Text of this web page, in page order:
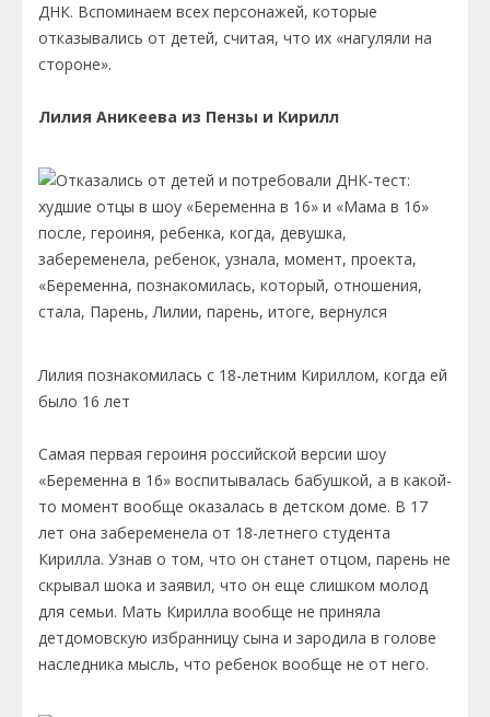
ДНК. Вспоминаем всех персонажей, которые
отказывались от детей, считая, что их «нагуляли на
стороне».
Лилия Аникеева из Пензы и Кирилл
Лилия познакомилась с 18-летним Кириллом, когда ей
было 16 лет
Самая первая героиня российской версии шоу
«Беременна в 16» воспитывалась бабушкой, а в какой-
то момент вообще оказалась в детском доме. В 17
лет она забеременела от 18-летнего студента
Кирилла. Узнав о том, что он станет отцом, парень не
скрывал шока и заявил, что он еще слишком молод
для семьи. Мать Кирилла вообще не приняла
детдомовскую избранницу сына и зародила в голове
наследника мысль, что ребенок вообще не от него.